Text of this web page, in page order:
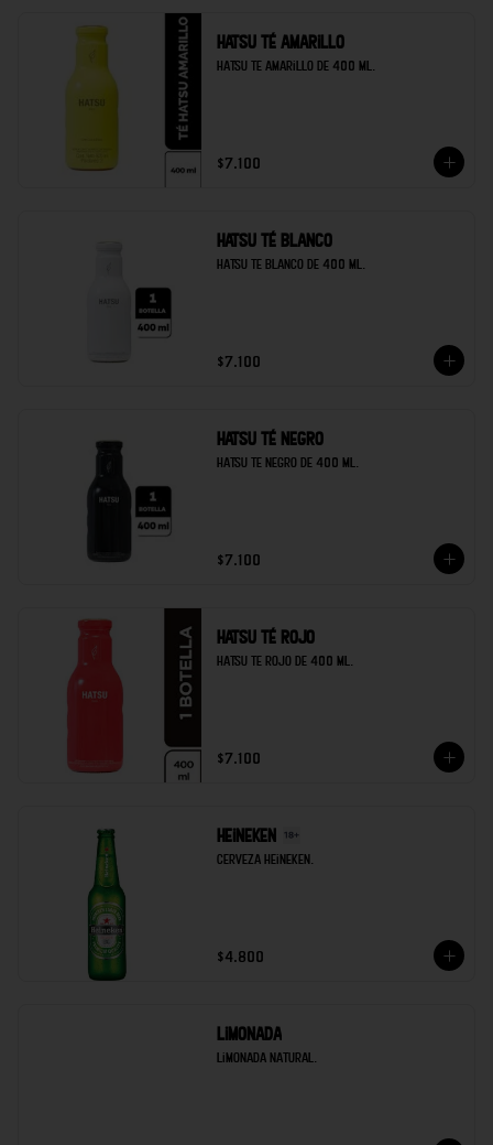
Hatsu té amarillo
Hatsu te amarillo de 400 ml.
$7.100
Hatsu té blanco
Hatsu te blanco de 400 ml.
$7.100
Hatsu té negro
Hatsu te negro de 400 ml.
$7.100
Hatsu té rojo
Hatsu te rojo de 400 ml.
$7.100
Heineken
Cerveza heineken.
$4.800
Limonada
Limonada natural.